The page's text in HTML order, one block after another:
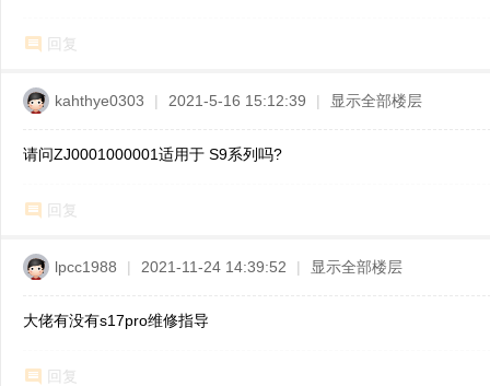
回复
kahthye0303 | 2021-5-16 15:12:39 | 显示全部楼层
请问ZJ0001000001适用于 S9系列吗?
回复
lpcc1988 | 2021-11-24 14:39:52 | 显示全部楼层
大佬有没有s17pro维修指导
回复